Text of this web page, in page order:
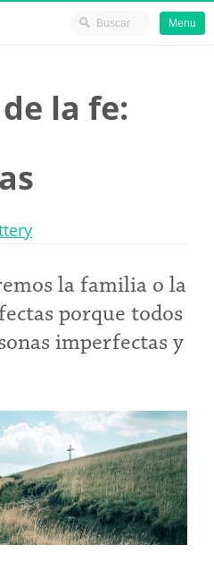
Menu
la fe:
la familia o la
porque todos
imperfectas y